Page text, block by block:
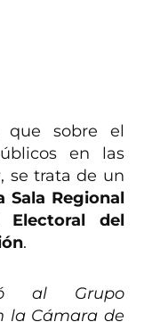
que sobre el
en las
, se trata de un
Sala Regional
Electoral del
.
al Grupo
la Cámara de